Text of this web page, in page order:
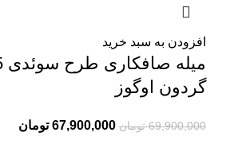
افزودن به سبد خرید
گردون اوگوز
69,900,000 تومان 67,900,000 تومان